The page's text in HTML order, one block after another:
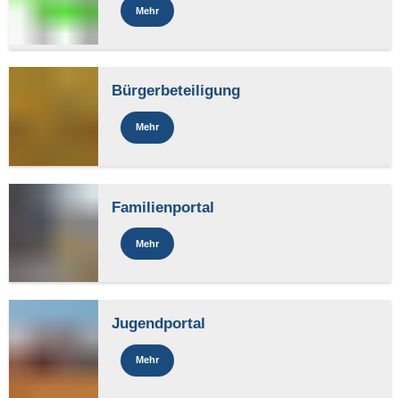
Mehr
Bürgerbeteiligung
Mehr
Familienportal
Mehr
Jugendportal
Mehr